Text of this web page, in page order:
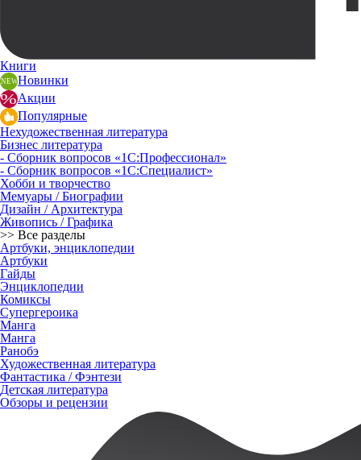
Книги
Новинки
Акции
Популярные
Нехудожественная литература
Бизнес литература
- Сборник вопросов «1С:Профессионал»
- Сборник вопросов «1С:Специалист»
Хобби и творчество
Мемуары / Биографии
Дизайн / Архитектура
Живопись / Графика
>> Все разделы
Артбуки, энциклопедии
Артбуки
Гайды
Энциклопедии
Комиксы
Супергероика
Манга
Манга
Ранобэ
Художественная литература
Фантастика / Фэнтези
Детская литература
Обзоры и рецензии